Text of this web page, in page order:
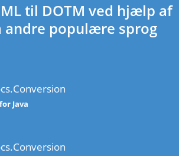
til DOTM ved hjælp af
andre populære sprog
Java